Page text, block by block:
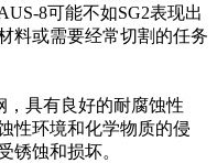
8可能不如SG2表现出
料或需要经常切割的任务
，具有良好的耐腐蚀性
性环境和化学物质的侵
锈蚀和损坏。